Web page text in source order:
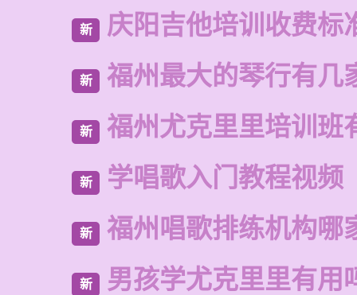
新 庆阳吉他培训收费标
新 福州最大的琴行有几
新 福州尤克里里培训班
新 学唱歌入门教程视频
新 福州唱歌排练机构哪
新 男孩学尤克里里有用